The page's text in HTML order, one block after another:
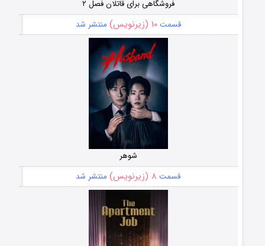
فروشگاهی برای قاتلان فصل ۲
قسمت۱۰ (زیرنویس) منتشر شد
شوهر
قسمت ۸ (زیرنویس) منتشر شد